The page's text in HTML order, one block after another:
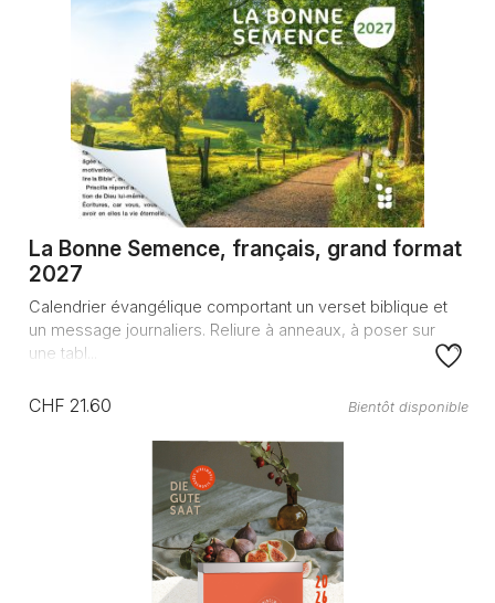
La Bonne Semence, français, grand format
2027
Calendrier évangélique comportant un verset biblique et
un message journaliers. Reliure à anneaux, à poser sur
une tabl...
CHF 21.60 Bientôt disponible